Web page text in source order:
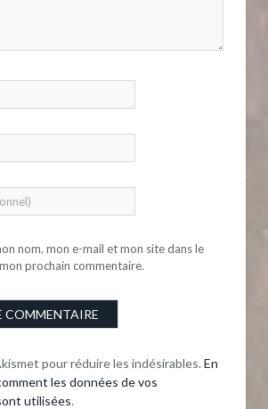
nom, mon e-mail et mon site dans le
prochain commentaire.
pour réduire les indésirables. En
les données de vos
utilisées.